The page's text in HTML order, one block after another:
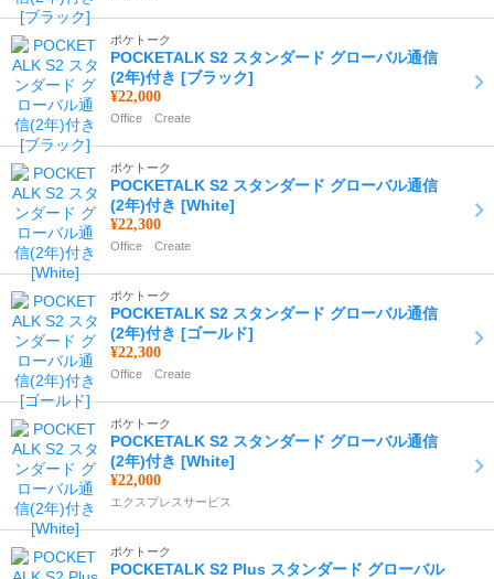
ポケトーク
POCKETALK S2 スタンダード グローバル通信
(2年)付き [ブラック]
¥22,000
Office Create
ポケトーク
POCKETALK S2 スタンダード グローバル通信
(2年)付き [White]
¥22,300
Office Create
ポケトーク
POCKETALK S2 スタンダード グローバル通信
(2年)付き [ゴールド]
¥22,300
Office Create
ポケトーク
POCKETALK S2 スタンダード グローバル通信
(2年)付き [White]
¥22,000
エクスプレスサービス
ポケトーク
POCKETALK S2 Plus スタンダード グローバル